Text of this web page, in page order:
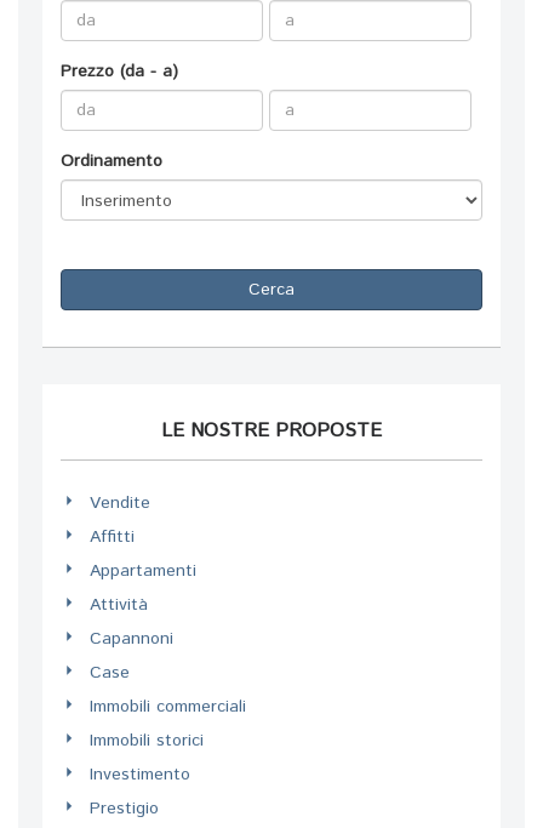
Prezzo (da - a)
Ordinamento
Cerca
LE NOSTRE PROPOSTE
Vendite
Affitti
Appartamenti
Attività
Capannoni
Case
Immobili commerciali
Immobili storici
Investimento
Prestigio